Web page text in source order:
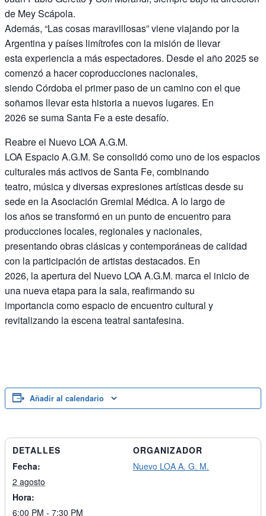
de Mey Scápola.
Además, “Las cosas maravillosas” viene viajando por la
Argentina y países limítrofes con la misión de llevar
esta experiencia a más espectadores. Desde el año 2025 se
comenzó a hacer coproducciones nacionales,
siendo Córdoba el primer paso de un camino con el que
soñamos llevar esta historia a nuevos lugares. En
2026 se suma Santa Fe a este desafío.
Reabre el Nuevo LOA A.G.M.
LOA Espacio A.G.M. Se consolidó como uno de los espacios
culturales más activos de Santa Fe, combinando
teatro, música y diversas expresiones artísticas desde su
sede en la Asociación Gremial Médica. A lo largo de
los años se transformó en un punto de encuentro para
producciones locales, regionales y nacionales,
presentando obras clásicas y contemporáneas de calidad
con la participación de artistas destacados. En
2026, la apertura del Nuevo LOA A.G.M. marca el inicio de
una nueva etapa para la sala, reafirmando su
importancia como espacio de encuentro cultural y
revitalizando la escena teatral santafesina.
Añadir al calendario
DETALLES
Fecha:
2 agosto
Hora:
6:00 PM - 7:30 PM
ORGANIZADOR
Nuevo LOA A. G. M.